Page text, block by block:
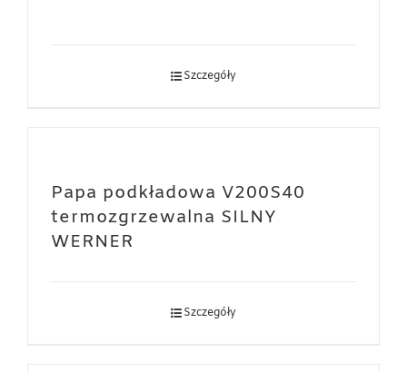
Szczegóły
Papa podkładowa V200S40
termozgrzewalna SILNY
WERNER
Szczegóły